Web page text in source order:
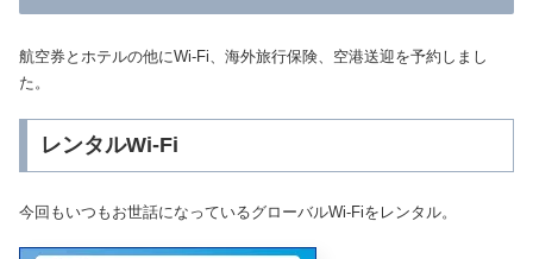
航空券とホテルの他にWi-Fi、海外旅行保険、空港送迎を予約しまし
た。
レンタルWi-Fi
今回もいつもお世話になっているグローバルWi-Fiをレンタル。